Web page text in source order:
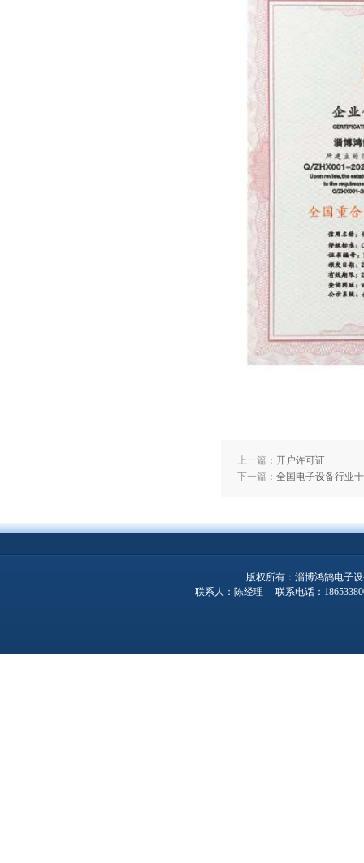
上一篇： 开户许可证
下一篇： 全国电子设备行业
版权所有：淄博鸿鹄电子
联系人：陈经理 联系电话：